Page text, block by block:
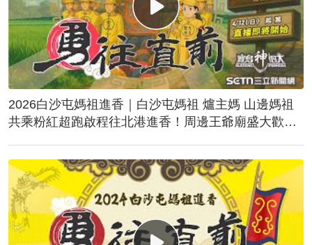
2026白沙屯媽祖進香｜白沙屯媽祖 爐主媽 山邊媽祖
共乘粉紅超跑啟程往北港進香！周邊王爺廟盛大歡